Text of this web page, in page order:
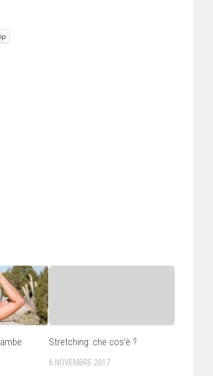
Stretching: che cos’è ?
6 NOVEMBRE 2017